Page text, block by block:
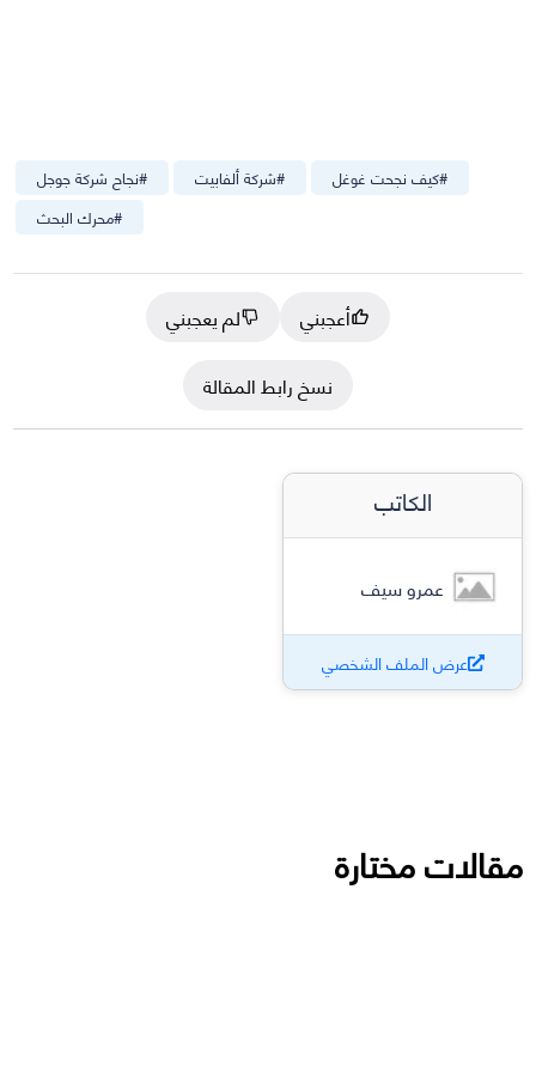
#نجاح شركة جوجل #شركة ألفابيت #كيف نجحت غوغل
#محرك البحث
أعجبني
لم يعجبني
نسخ رابط المقالة
الكاتب
عمرو سيف
عرض الملف الشخصي
مقالات مختارة